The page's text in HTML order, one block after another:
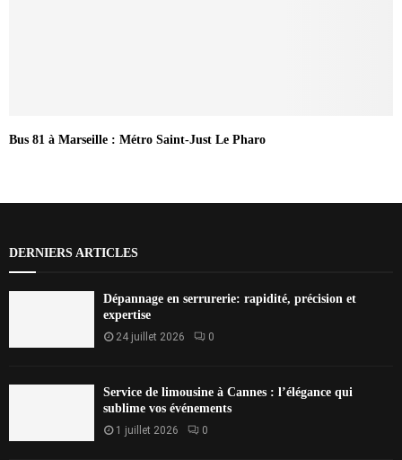
Bus 81 à Marseille : Métro Saint-Just Le Pharo
DERNIERS ARTICLES
Dépannage en serrurerie: rapidité, précision et
expertise
24 juillet 2026 0
Service de limousine à Cannes : l’élégance qui
sublime vos événements
1 juillet 2026 0